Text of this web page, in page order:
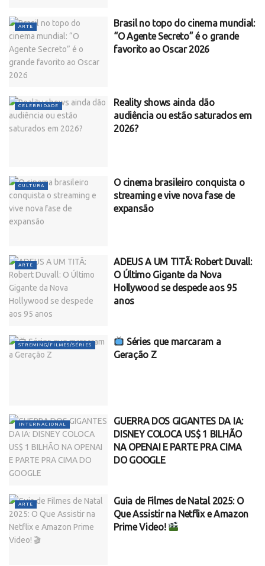
ARTE
Brasil no topo do cinema mundial:
“O Agente Secreto” é o grande
favorito ao Oscar 2026
CELEBRIDADE
Reality shows ainda dão
audiência ou estão saturados em
2026?
CULTURA
O cinema brasileiro conquista o
streaming e vive nova fase de
expansão
ARTE
ADEUS A UM TITÃ: Robert Duvall:
O Último Gigante da Nova
Hollywood se despede aos 95
anos
STREMING/FILMES/SÉRIES
Séries que marcaram a
Geração Z
INTERNACIONAL
GUERRA DOS GIGANTES DA IA:
DISNEY COLOCA US$ 1 BILHÃO
NA OPENAI E PARTE PRA CIMA
DO GOOGLE
ARTE
Guia de Filmes de Natal 2025: O
Que Assistir na Netflix e Amazon
Prime Video!